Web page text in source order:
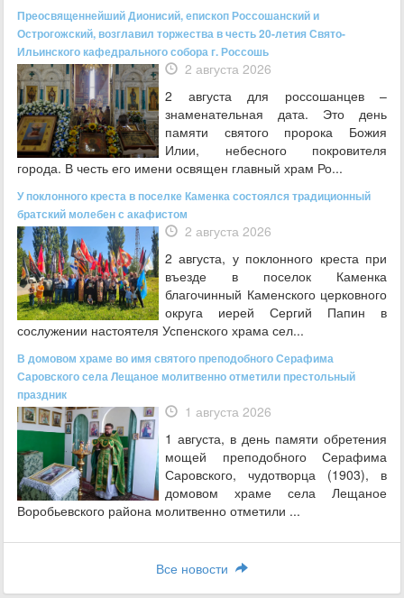
Преосвященнейший Дионисий, епископ Россошанский и
Острогожский, возглавил торжества в честь 20-летия Свято-
Ильинского кафедрального собора г. Россошь
2 августа 2026
2 августа для россошанцев –
знаменательная дата. Это день
памяти святого пророка Божия
Илии, небесного покровителя
города. В честь его имени освящен главный храм Ро...
У поклонного креста в поселке Каменка состоялся традиционный
братский молебен с акафистом
2 августа 2026
2 августа, у поклонного креста при
въезде в поселок Каменка
благочинный Каменского церковного
округа иерей Сергий Папин в
сослужении настоятеля Успенского храма сел...
В домовом храме во имя святого преподобного Серафима
Саровского села Лещаное молитвенно отметили престольный
праздник
1 августа 2026
1 августа, в день памяти обретения
мощей преподобного Серафима
Саровского, чудотворца (1903), в
домовом храме села Лещаное
Воробьевского района молитвенно отметили ...
Все новости